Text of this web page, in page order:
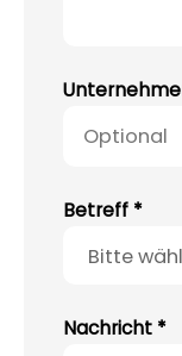
Betreff *
Nachricht *